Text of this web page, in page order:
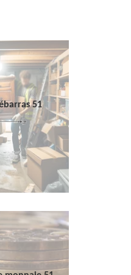
51